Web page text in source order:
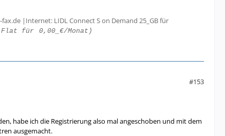
|Internet: LIDL Connect S on Demand 25_GB für
Flat für 0,00_€/Monat)
#153
habe ich die Registrierung also mal angeschoben und mit dem
ausgemacht.